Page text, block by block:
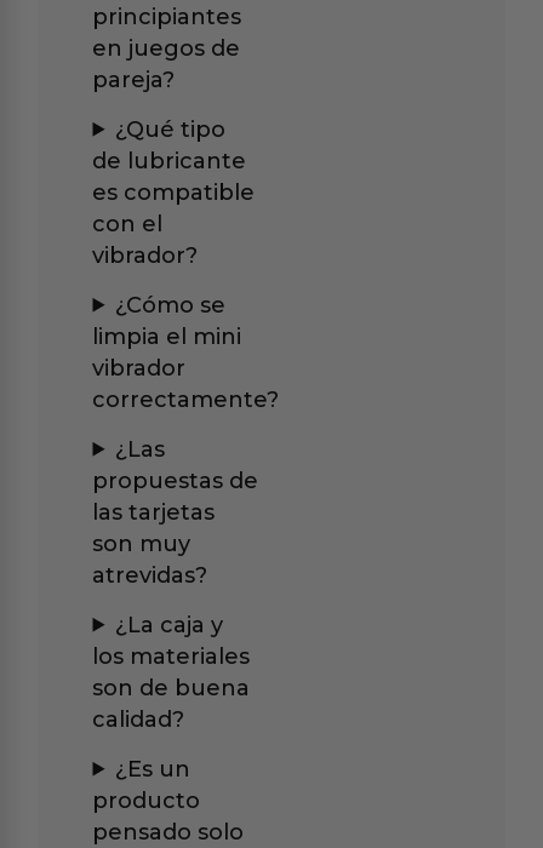
principiantes
en juegos de
pareja?
¿Qué tipo
de lubricante
es compatible
con el
vibrador?
¿Cómo se
limpia el mini
vibrador
correctamente?
¿Las
propuestas de
las tarjetas
son muy
atrevidas?
¿La caja y
los materiales
son de buena
calidad?
¿Es un
producto
pensado solo